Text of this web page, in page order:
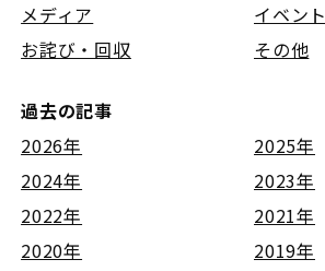
メディア
イベント
お詫び・回収
その他
過去の記事
2026年
2025年
2024年
2023年
2022年
2021年
2020年
2019年